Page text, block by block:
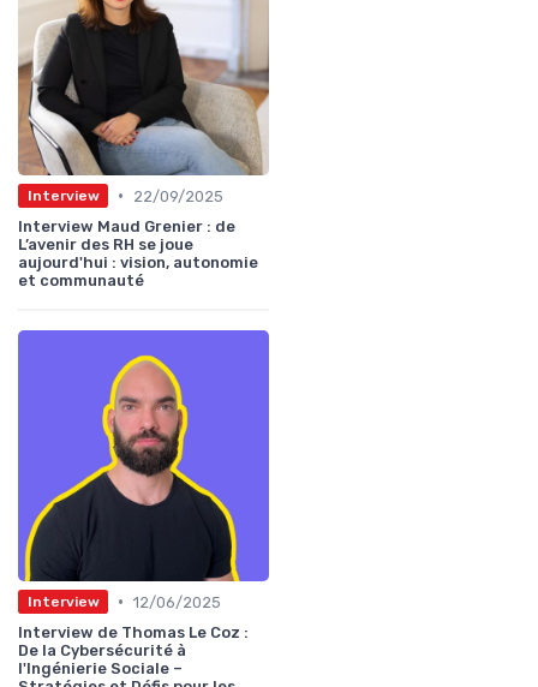
Interview •
22/09/2025
Interview Maud Grenier : de
L’avenir des RH se joue
aujourd'hui : vision, autonomie
et communauté
Interview • 12/06/2025
Interview de Thomas Le Coz :
De la Cybersécurité à
l'Ingénierie Sociale –